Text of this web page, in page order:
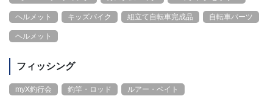
ヘルメット キッズバイク 組立て自転車完成品 自転車パーツ
ヘルメット
フィッシング
myX釣行会 釣竿・ロッド ルアー・ベイト